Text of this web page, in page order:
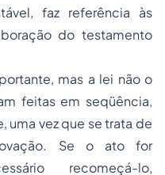
faz referência às
do testamento
mas a lei não o
feitas em seqüência,
uma vez que se trata de
Se o ato for
recomeçá-lo,